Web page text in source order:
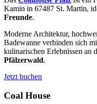
Kamin in 67487 St. Martin,
Freunde.
Moderne Architektur,
Badewanne verbinden sich
kulinarischen Erlebnissen an
Pfälzerwald.
Jetzt buchen
Coal House